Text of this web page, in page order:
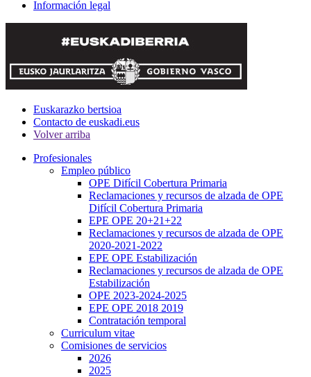
Información legal
Euskarazko bertsioa
Contacto de euskadi.eus
Volver arriba
Profesionales
Empleo público
OPE Difícil Cobertura Primaria
Reclamaciones y recursos de alzada de OPE
Difícil Cobertura Primaria
EPE OPE 20+21+22
Reclamaciones y recursos de alzada de OPE
2020-2021-2022
EPE OPE Estabilización
Reclamaciones y recursos de alzada de OPE
Estabilización
OPE 2023-2024-2025
EPE OPE 2018 2019
Contratación temporal
Curriculum vitae
Comisiones de servicios
2026
2025